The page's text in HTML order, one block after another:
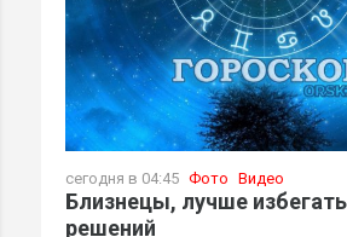
сегодня в 04:45 Фото Видео
Близнецы, лучше
решений